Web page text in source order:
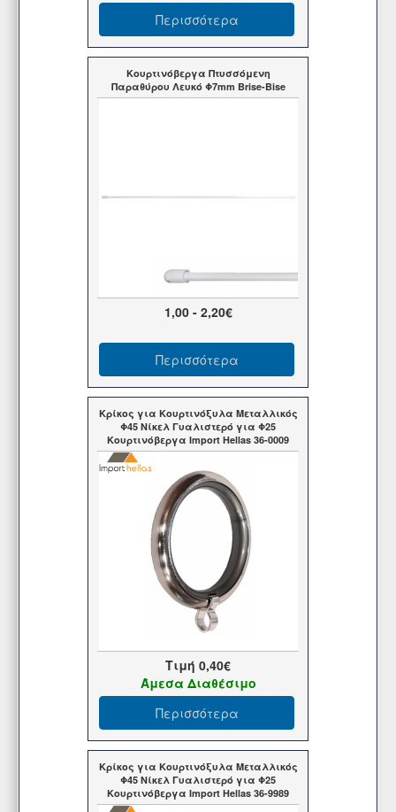
Περισσότερα
Κουρτινόβεργα Πτυσσόμενη
Παραθύρου Λευκό Φ7mm Brise-Bise
1,00 - 2,20€
Περισσότερα
Κρίκος για Κουρτινόξυλα Μεταλλικός
Φ45 Νίκελ Γυαλιστερό για Φ25
Κουρτινόβεργα Import Hellas 36-0009
Τιμή 0,40€
Άμεσα Διαθέσιμο
Περισσότερα
Κρίκος για Κουρτινόξυλα Μεταλλικός
Φ45 Νίκελ Γυαλιστερό για Φ25
Κουρτινόβεργα Import Hellas 36-9989